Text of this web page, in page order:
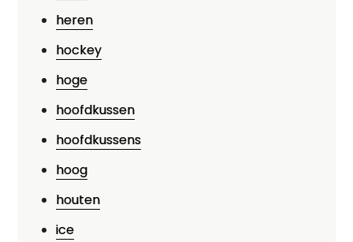
heren
hockey
hoge
hoofdkussen
hoofdkussens
hoog
houten
ice